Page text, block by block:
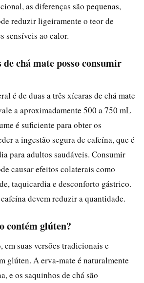
as diferenças são pequenas,
reduzir ligeiramente o teor de
sensíveis ao calor.
chá mate posso consumir
é de duas a três xícaras de chá mate
a aproximadamente 500 a 750 mL
é suficiente para obter os
a ingestão segura de cafeína, que é
para adultos saudáveis. Consumir
causar efeitos colaterais como
taquicardia e desconforto gástrico.
devem reduzir a quantidade.
contém glúten?
em suas versões tradicionais e
glúten. A erva-mate é naturalmente
e os saquinhos de chá são